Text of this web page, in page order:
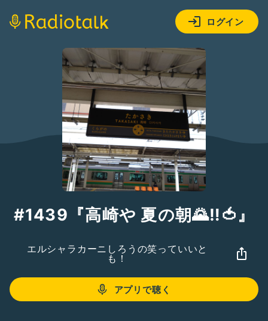
ログイン
#1439『高崎や 夏の朝🌄‼️🍅』
エルシャラカーニしろうの笑っていいと
も！
アプリで聴く